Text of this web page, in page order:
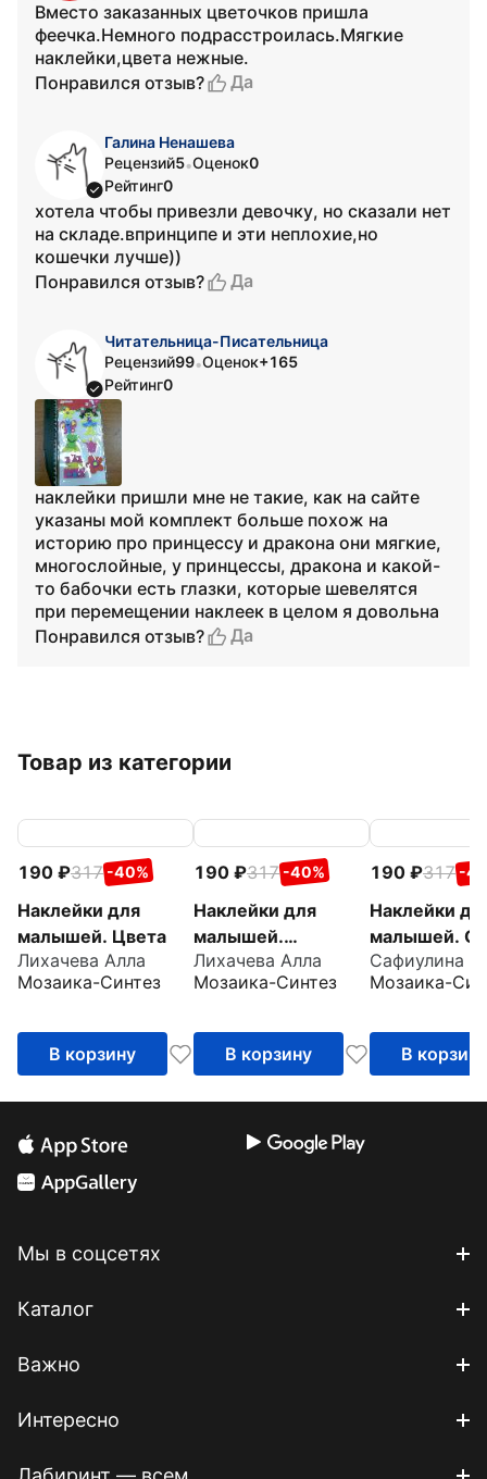
Вместо заказанных цветочков пришла
феечка.Немного подрасстроилась.Мягкие
наклейки,цвета нежные.
Понравился отзыв?
Да
Галина Ненашева
Рецензий5•Оценок0
Рейтинг0
хотела чтобы привезли девочку, но сказали нет
на складе.впринципе и эти неплохие,но
кошечки лучше))
Понравился отзыв?
Да
Читательница-Писательница
Рецензий99•Оценок+165
Рейтинг0
наклейки пришли мне не такие, как на сайте
указаны мой комплект больше похож на
историю про принцессу и дракона они мягкие,
многослойные, у принцессы, дракона и какой-
то бабочки есть глазки, которые шевелятся
при перемещении наклеек в целом я довольна
Понравился отзыв?
Да
Товар из категории
190 317 -40%
Наклейки для
малышей. Цвета
Лихачева Алла
Мозаика-Синтез
В корзину
190 317 -40%
Наклейки для
малышей.
Противоположност
и
Лихачева Алла
Мозаика-Синтез
В корзину
190 317 -
Наклейки
малышей.
много
Сафиулина
Мозаика-
В корзину
Мы в соцсетях
Каталог
Важно
Интересно